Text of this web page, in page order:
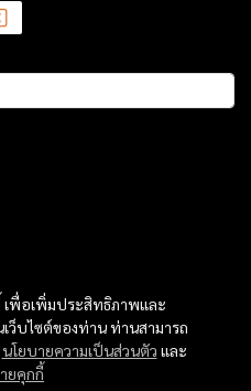
เพื่อเพิ่มประสิทธิภาพและ
ว็บไซต์ของท่าน ท่านสามารถ
นโยบายความเป็นส่วนตัว และ
ยคุกกี้